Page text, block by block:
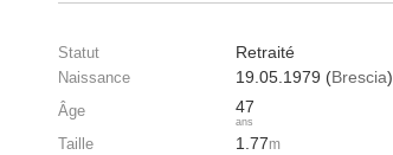
Statut Retraité
Naissance 19.05.1979 (Brescia)
Âge 47
ans
Taille 1.77m